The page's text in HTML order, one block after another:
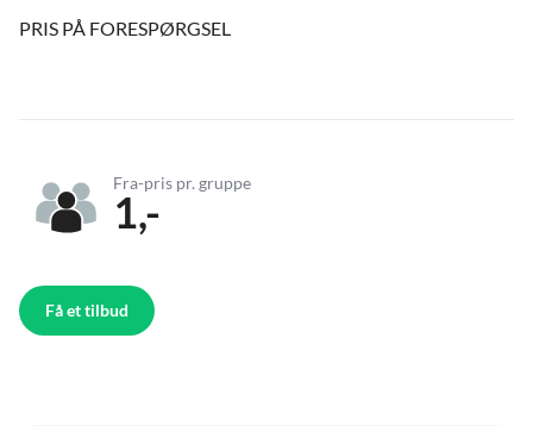
PRIS PÅ FORESPØRGSEL
Fra-pris pr. gruppe
1,-
Få et tilbud